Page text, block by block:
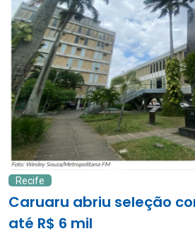
Recife
Caruaru abriu seleção
até R$ 6 mil